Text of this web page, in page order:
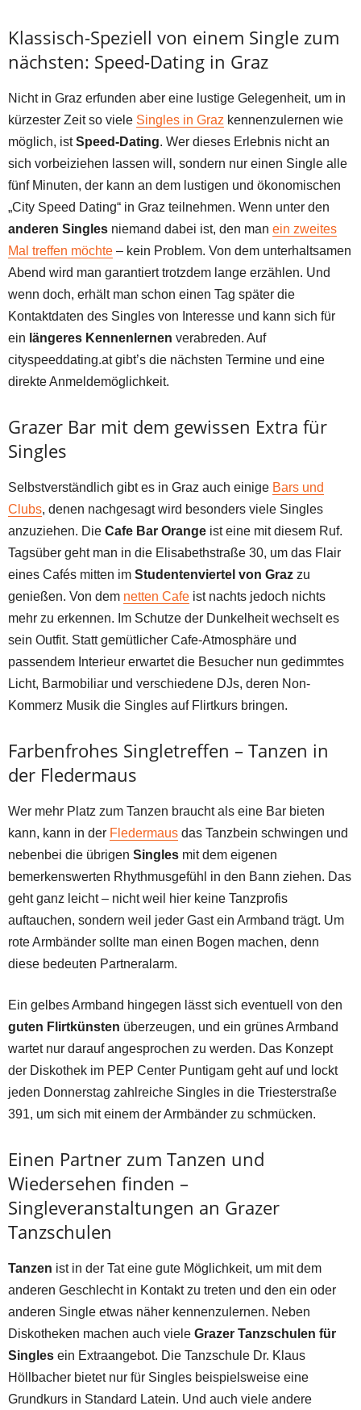
Klassisch-Speziell von einem Single zum
nächsten: Speed-Dating in Graz
Nicht in Graz erfunden aber eine lustige Gelegenheit, um in
kürzester Zeit so viele Singles in Graz kennenzulernen wie
möglich, istSpeed-Dating. Wer dieses Erlebnis nicht an
sich vorbeiziehen lassen will, sondern nur einen Single alle
fünf Minuten, der kann an dem lustigen und ökonomischen
„City Speed Dating“ in Graz teilnehmen. Wenn unter den
anderen Singles niemand dabei ist, den man ein zweites
Mal treffen möchte – kein Problem. Von dem unterhaltsamen
Abend wird man garantiert trotzdem lange erzählen. Und
wenn doch, erhält man schon einen Tag später die
Kontaktdaten des Singles von Interesse und kann sich für
ein längeres Kennenlernen verabreden. Auf
cityspeeddating.at gibt’s die nächsten Termine und eine
direkte Anmeldemöglichkeit.
Grazer Bar mit dem gewissen Extra für
Singles
Selbstverständlich gibt es in Graz auch einige Bars und
Clubs, denen nachgesagt wird besonders viele Singles
anzuziehen. Die Cafe Bar Orange ist eine mit diesem Ruf.
Tagsüber geht man in die Elisabethstraße 30, um das Flair
eines Cafés mitten im Studentenviertel von Graz zu
genießen. Von dem netten Cafe ist nachts jedoch nichts
mehr zu erkennen. Im Schutze der Dunkelheit wechselt es
sein Outfit. Statt gemütlicher Cafe-Atmosphäre und
passendem Interieur erwartet die Besucher nun gedimmtes
Licht, Barmobiliar und verschiedene DJs, deren Non-
Kommerz Musik die Singles auf Flirtkurs bringen.
Farbenfrohes Singletreffen – Tanzen in
der Fledermaus
Wer mehr Platz zum Tanzen braucht als eine Bar bieten
kann, kann in der Fledermaus das Tanzbein schwingen und
nebenbei die übrigen Singles mit dem eigenen
bemerkenswerten Rhythmusgefühl in den Bann ziehen. Das
geht ganz leicht – nicht weil hier keine Tanzprofis
auftauchen, sondern weil jeder Gast ein Armband trägt. Um
rote Armbänder sollte man einen Bogen machen, denn
diese bedeuten Partneralarm.
Ein gelbes Armband hingegen lässt sich eventuell von den
guten Flirtkünsten überzeugen, und ein grünes Armband
wartet nur darauf angesprochen zu werden. Das Konzept
der Diskothek im PEP Center Puntigam geht auf und lockt
jeden Donnerstag zahlreiche Singles in die Triesterstraße
391, um sich mit einem der Armbänder zu schmücken.
Einen Partner zum Tanzen und
Wiedersehen finden –
Singleveranstaltungen an Grazer
Tanzschulen
Tanzen ist in der Tat eine gute Möglichkeit, um mit dem
anderen Geschlecht in Kontakt zu treten und den ein oder
anderen Single etwas näher kennenzulernen. Neben
Diskotheken machen auch viele Grazer Tanzschulen für
Singles ein Extraangebot. Die Tanzschule Dr. Klaus
Höllbacher bietet nur für Singles beispielsweise eine
Grundkurs in Standard Latein. Und auch viele andere